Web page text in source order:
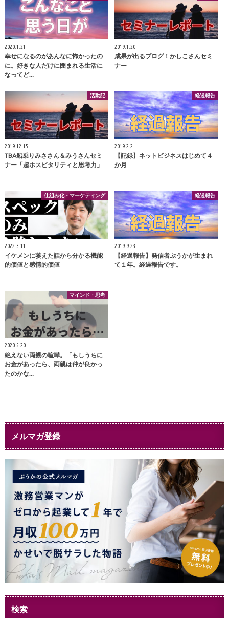
2020.1.21
幸せになるのがあんなに怖かったの
に。好きな人だけに囲まれる生活に
なってど…
2019.1.20
成果が出るブログ！かしこさんセミ
ナー
活動記
2019.12.15
TBA船乗りみささん＆みうさんセミ
ナー「超ホスピタリティと思考力」
経過報告
2019.2.2
【記録】ネットビジネスはじめて４
か月
仕組み化・マーケティング
2022.3.11
イケメンに萎えた話から分かる機能
的価値と感情的価値
経過報告
2019.9.23
【経過報告】発信者ぷうかが生まれ
て１年。経過報告です。
マインド・思考
2020.5.20
絶えない両親の喧嘩。「もしうちに
お金があったら、両親は仲が良かっ
たのかな…
メルマガ登録
検索